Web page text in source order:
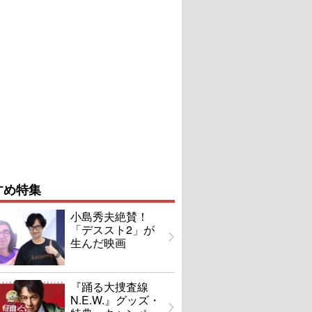
特集
小島秀夫絶賛！
「デススト2」が
生んだ映画
『踊る大捜査線
N.E.W.』グッズ・